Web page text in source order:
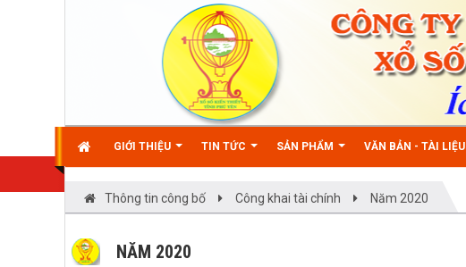
GIỚI THIỆU TIN TỨC SẢN PHẨM VĂN BẢN - TÀI LIỆU
Thông tin công bố Công khai tài chính Năm 2020
NĂM 2020